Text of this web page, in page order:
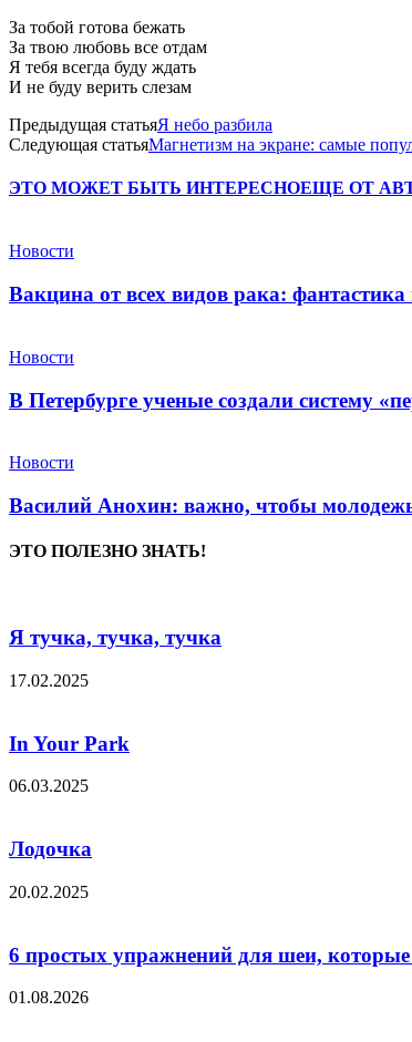
За тобой готова бежать
За твою любовь все отдам
Я тебя всегда буду ждать
И не буду верить слезам
Предыдущая статьяЯ небо разбила
Следующая статьяМагнетизм на экране: самые
ЭТО МОЖЕТ БЫТЬ ИНТЕРЕСНОЕЩЕ ОТ
Новости
Вакцина от всех видов рака:
Новости
В Петербурге ученые создали систему
Новости
Василий Анохин: важно, чтобы
ЭТО ПОЛЕЗНО ЗНАТЬ!
Я тучка, тучка, тучка
17.02.2025
In Your Park
06.03.2025
Лодочка
20.02.2025
6 простых упражнений для шеи, которые
01.08.2026